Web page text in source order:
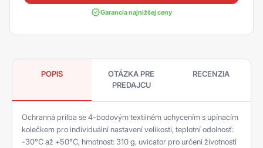
Garancia najnižšej ceny
POPIS
OTÁZKA PRE
PREDAJCU
RECENZIA
Ochranná prilba se 4-bodovým textilném uchycením s upínacím
kolečkem pro individuální nastavení velikosti, teplotní odolnosť:
-30°C až +50°C, hmotnost: 310 g, uvicator pro určení životnosti